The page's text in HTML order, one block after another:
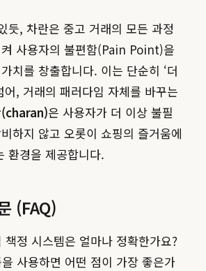
듯, 차란은 중고 거래의 모든 과정
사용자의 불편함(Pain Point)을
치를 창출합니다. 이는 단순히 ‘더
어, 거래의 패러다임 자체를 바꾸는
은 사용자가 더 이상 불필
하지 않고 오롯이 쇼핑의 즐거움에
환경을 제공합니다.
(FAQ)
책정 시스템은 얼마나 정확한가요?
사용하면 어떤 점이 가장 좋은가